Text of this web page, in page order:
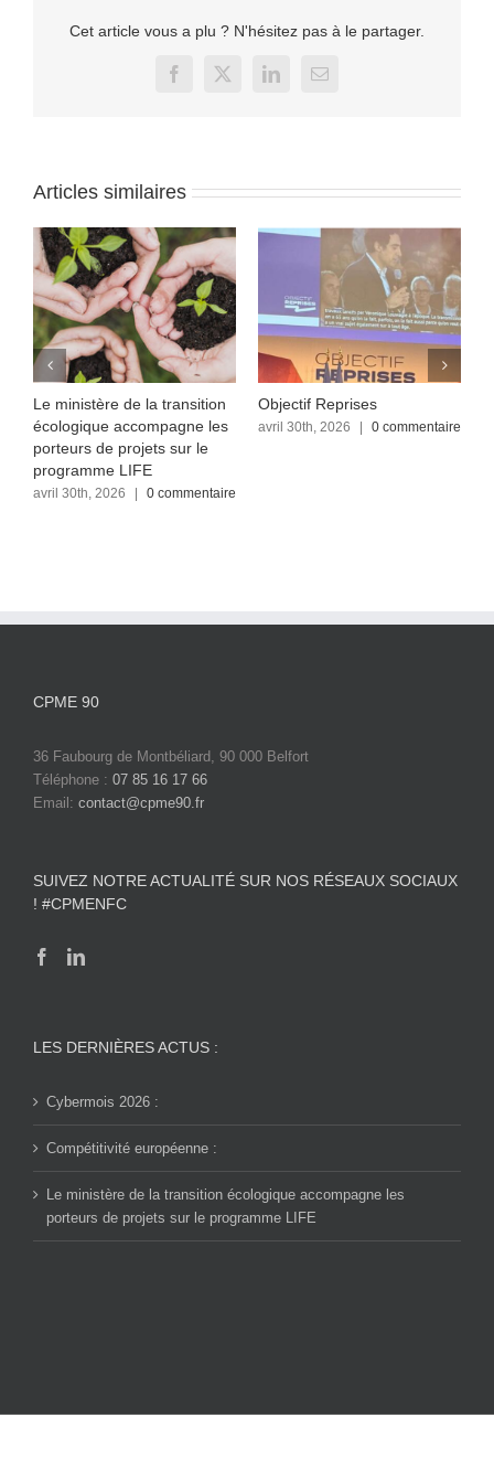
Cet article vous a plu ? N'hésitez pas à le partager.
Facebook
X LinkedInEmail
Articles similaires
Le ministère de la transition
écologique accompagne les
porteurs de projets sur le
programme LIFE
avril 30th, 2026 0 commentaire
Objectif Reprises
avril 30th, 2026 0 commentaire
CPME 90
36 Faubourg de Montbéliard, 90 000 Belfort
Téléphone : 07 85 16 17 66
Email: contact@cpme90.fr
SUIVEZ NOTRE ACTUALITÉ SUR NOS RÉSEAUX SOCIAUX
! #CPMENFC
LES DERNIÈRES ACTUS :
Cybermois 2026 :
Compétitivité européenne :
Le ministère de la transition écologique accompagne les
porteurs de projets sur le programme LIFE